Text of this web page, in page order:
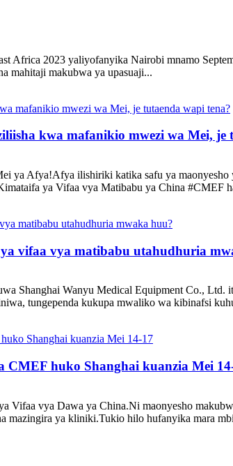
Africa 2023 yaliyofanyika Nairobi mnamo
mahitaji makubwa ya upasuaji...
kwa mafanikio mwezi wa Mei, je
ya Afya!Afya ilishiriki katika safu ya
ya Vifaa vya Matibabu ya China #CMEF
vifaa vya matibabu utahudhuria
Shanghai Wanyu Medical Equipment Co., Ltd.
tungependa kukupa mwaliko wa kibinafsi
CMEF huko Shanghai kuanzia Mei
Vifaa vya Dawa ya China.Ni maonyesho
mazingira ya kliniki.Tukio hilo hufanyika mara